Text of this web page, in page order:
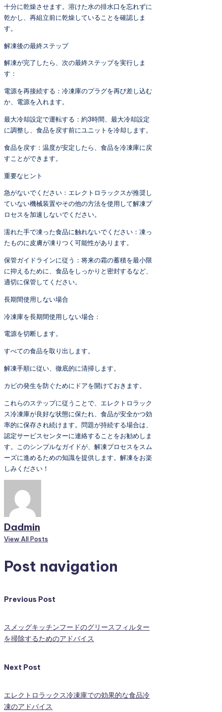
十分に乾燥させます。溶けた水の排水口を忘れずに
乾かし、再組立前に乾燥していることを確認しま
す。
解凍後の最終ステップ
解凍が完了したら、次の最終ステップを実行しま
す：
電源を再接続する：冷凍庫のプラグを再び差し込む
か、電源を入れます。
最大冷却設定で運転する：約3時間、最大冷却設定
に調整し、食品を戻す前にユニットを冷却します。
食品を戻す：温度が安定したら、食品を冷凍庫に戻
すことができます。
重要なヒント
急がないでください：エレクトロラックスが推奨し
ていない機械装置やその他の方法を使用して解凍プ
ロセスを加速しないでください。
濡れた手で凍った食品に触れないでください：凍っ
たものに皮膚が凍りつく可能性があります。
保管ガイドラインに従う：将来の霜の蓄積を最小限
に抑えるために、食品をしっかりと密封するなど、
適切に保管してください。
長期間使用しない場合
冷凍庫を長期間使用しない場合：
電源を切断します。
すべての食品を取り出します。
解凍手順に従い、徹底的に清掃します。
カビの発生を防ぐためにドアを開けておきます。
これらのステップに従うことで、エレクトロラック
ス冷凍庫が良好な状態に保たれ、食品が安全かつ効
率的に保存され続けます。問題が持続する場合は、
認定サービスセンターに連絡することをお勧めしま
す。このシンプルなガイドが、解凍プロセスをスム
ーズに進めるための知識を提供します。解凍をお楽
しみください！
Dadmin
View All Posts
Post navigation
Previous Post
スメッグキッチンフードのグリースフィルター
を掃除するためのアドバイス
Next Post
エレクトロラックス冷凍庫での効果的な食品冷
凍のアドバイス